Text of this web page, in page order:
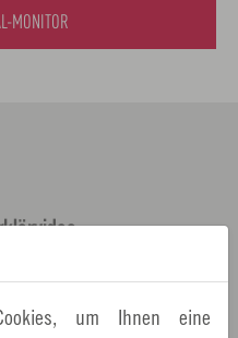
MONITOR
um Ihnen eine